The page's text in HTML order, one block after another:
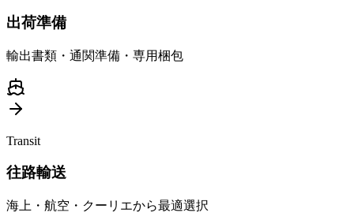
出荷準備
輸出書類・通関準備・専用梱包
Transit
往路輸送
海上・航空・クーリエから最適選択